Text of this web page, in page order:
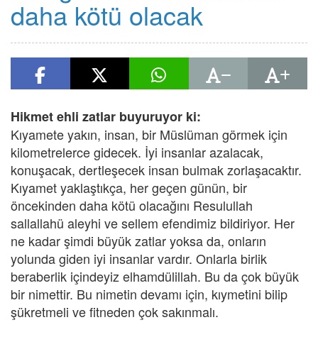
daha kötü olacak
Hikmet ehli zatlar buyuruyor ki:
Kıyamete yakın, insan, bir Müslüman görmek için
kilometrelerce gidecek. İyi insanlar azalacak,
konuşacak, dertleşecek insan bulmak zorlaşacaktır.
Kıyamet yaklaştıkça, her geçen günün, bir
öncekinden daha kötü olacağını Resulullah
sallallahü aleyhi ve sellem efendimiz bildiriyor. Her
ne kadar şimdi büyük zatlar yoksa da, onların
yolunda giden iyi insanlar vardır. Onlarla birlik
beraberlik içindeyiz elhamdülillah. Bu da çok büyük
bir nimettir. Bu nimetin devamı için, kıymetini bilip
şükretmeli ve fitneden çok sakınmalı.